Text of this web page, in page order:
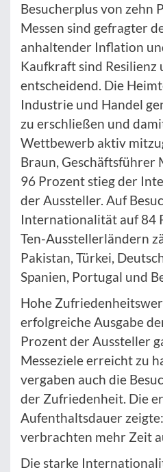
Besucherplus von zehn
Messen sind gefragter
anhaltender Inflation
Kaufkraft sind Resilienz
entscheidend. Die
Industrie und Handel
zu erschließen und
Wettbewerb aktiv
Braun, Geschäftsführer
96 Prozent stieg der
der Aussteller. Auf
Internationalität auf 84
Ten-Ausstellerländern
Pakistan, Türkei,
Spanien, Portugal und
Hohe
erfolgreiche Ausgabe
Prozent der Aussteller
Messeziele erreicht zu
vergaben auch die
der Zufriedenheit. Die
Aufenthaltsdauer
verbrachten mehr Zeit
Die starke